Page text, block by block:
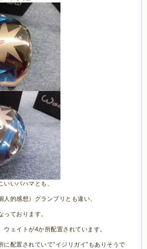
いいバハマとも、
人的感想）グランプリとも違い、
っております。
ウェイトが4か所配置されています。
に配置されていて”イジリガイ”もありそうで